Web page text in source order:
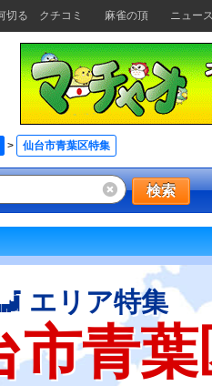
切る クチコミ 麻雀の頂 ニュース
> 仙台市青葉区特集
検索
エリア特集
市青葉